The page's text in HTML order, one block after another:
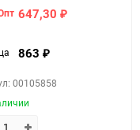
647,30 ₽
863 ₽
00105858